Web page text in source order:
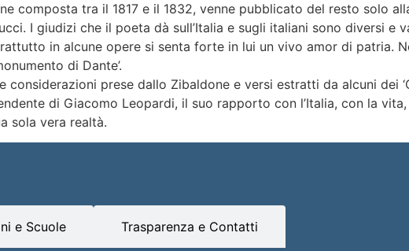
composta tra il 1817 e il 1832, venne pubblicato del resto solo
I giudizi che il poeta dà sull’Italia e sugli italiani sono diversi e
in alcune opere si senta forte in lui un vivo amor di patria.
di Dante’.
prese dallo Zibaldone e versi estratti da alcuni dei
di Giacomo Leopardi, il suo rapporto con l’Italia, con la
sola vera realtà.
e Scuole Trasparenza e Contatti